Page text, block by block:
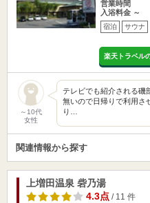
営業時間
入浴料金 ～
宿泊 サウナ
楽天トラベル
～10代
女性
テレビでも紹介される磯
無いので日帰りで利用さ
り…
関連情報から探す
上増田温泉 砦乃湯
4.3点/ 11 件